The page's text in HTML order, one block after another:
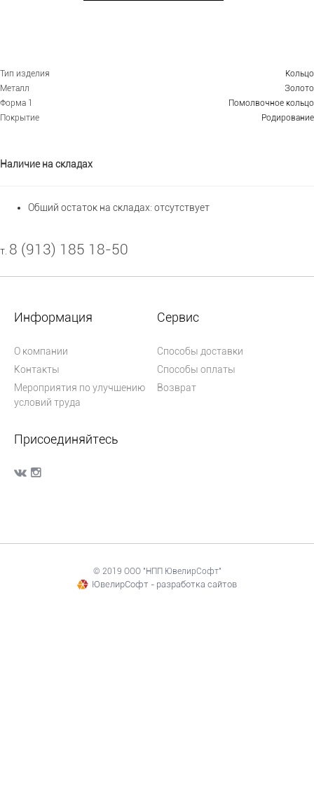
Тип изделия
Кольцо
Металл
Золото
Форма 1
Помолвочное кольцо
Покрытие
Родирование
Наличие на складах
Общий остаток на складах: отсутствует
т. 8 (913) 185 18-50
Информация
О компании
Контакты
Мероприятия по улучшению
условий труда
Сервис
Способы доставки
Способы оплаты
Возврат
Присоединяйтесь
© 2019 ООО "НПП ЮвелирСофт"
ЮвелирСофт - разработка сайтов